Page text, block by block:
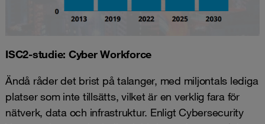
ISC2-studie: Cyber Workforce
Ändå råder det brist på talanger, med miljontals lediga
platser som inte tillsätts, vilket är en verklig fara för
nätverk, data och infrastruktur. Enligt Cybersecurity